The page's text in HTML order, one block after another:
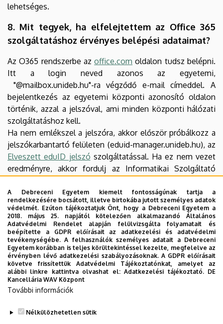
lehetséges.
8. Mit tegyek, ha elfelejtettem az Office 365
szolgáltatáshoz érvényes belépési adataimat?
Az O365 rendszerbe azoffice.com oldalon tudsz belépni.
Itt a login neved azonos az egyetemi,
"@mailbox.unideb.hu"-ra végződő e-mail címeddel. A
bejelentkezés az egyetemi központi azonosító oldalon
történik, azzal a jelszóval, ami minden központi hálózati
szolgáltatáshoz kell.
Ha nem emlékszel a jelszóra, akkor először próbálkozz a
jelszókarbantartó felületen (eduid-manager.unideb.hu), az
Elveszett eduID jelszó szolgáltatással. Ha ez nem vezet
eredményre, akkor fordulj az Informatikai Szolgáltató
elérhetőségeken.
9. Ki felelős az Office 365 szolgáltatásban
elhelyezett adatok biztonságáért?
A szolgáltatást a Microsoft üzemelteti, egyetemünk csak
az elérést biztosítja. Ezért a felhőszolgáltatásban
elhelyezett adatokért, azok biztonságáért, az adatok,
levelek esetleges elvesztéséből eredő kárért a Debreceni
Egyetem, illetve annak munkatársai semmilyen formában
nem tehetők felelőssé.
A Debreceni Egyetem kiemelt fontosságúnak tartja a
rendelkezésére bocsátott, illetve birtokába jutott személyes adatok
védelmét. Ezúton tájékoztatjuk Önt, hogy a Debreceni Egyetem a
2018. május 25. napjától kötelezően alkalmazandó Általános
Adatvédelmi Rendelet alapján felülvizsgálta folyamatait és
beépítette a GDPR előírásait az adatkezelési és adatvédelmi
tevékenységébe. A felhasználók személyes adatait a Debreceni
Egyetem korábban is teljes körültekintéssel kezelte, megfelelve az
érvényben lévő adatkezelési szabályozásoknak. A GDPR előírásait
követve frissítettük Adatvédelmi Tájékoztatónkat, amelyet az
alábbi linkre kattintva olvashat el:Adatkezelési tájékoztató. DE
Kancellária WAV Központ
További információk
Nélkülözhetetlen sütik